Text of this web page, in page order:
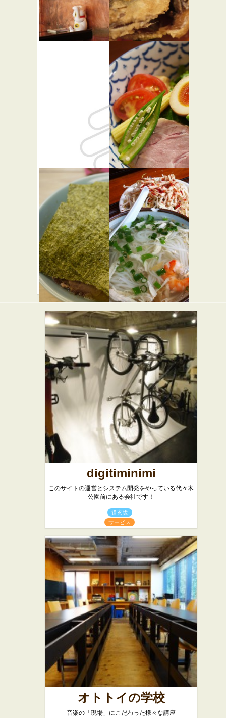
高瀬 ★☆☆
和食
パラボラ
★☆☆
カフェ・喫茶店
バー・居酒屋
麺恋処 い
そじ ★★☆
らーめん屋
らすた ★☆☆
らーめん屋
カンボジ
ア料理 ア
ンコール
ワット
★☆☆
アジア・エスニッ
ク
digitiminimi
このサイトの運営とシステム開発をやっている代々木
公園前にある会社です！
道玄坂
サービス
オトトイの学校
音楽の「現場」にこだわった様々な講座